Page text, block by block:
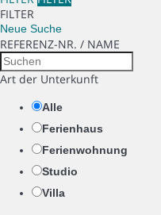
FILTER
Neue Suche
REFERENZ-NR. / NAME
Art der Unterkunft
Alle
Ferienhaus
Ferienwohnung
Studio
Villa